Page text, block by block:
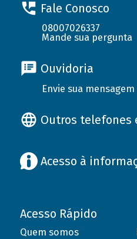
Fale Conosco
08007026337
Mande sua pergunta
Ouvidoria
Envie sua mensagem
Outros telefones
Acesso à
Acesso Rápido
Quem somos